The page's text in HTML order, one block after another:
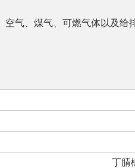
气、煤气、可燃气体以及给
丁腈